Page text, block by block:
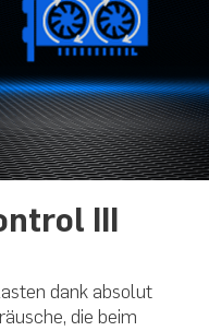
III
dank absolut
die beim